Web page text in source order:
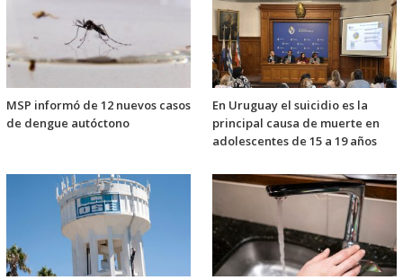
MSP informó de 12 nuevos casos
de dengue autóctono
En Uruguay el suicidio es la
principal causa de muerte en
adolescentes de 15 a 19 años